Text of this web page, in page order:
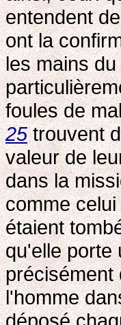
entendent
ont la
les mains
foules de
25trouvent
valeur de
dans la
comme
étaient
qu'elle porte
précisément
l'homme